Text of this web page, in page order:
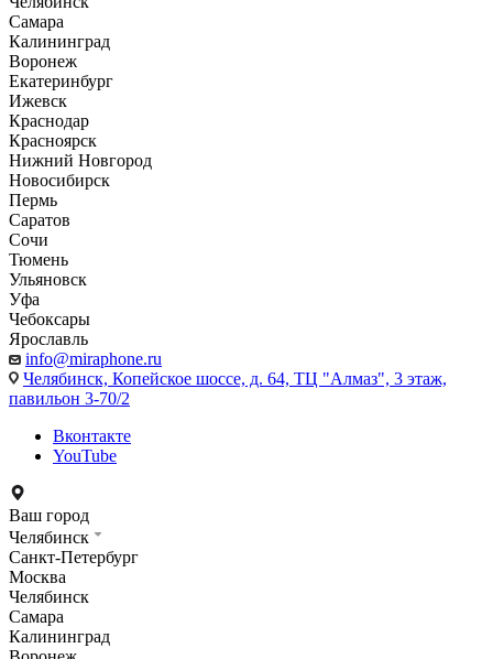
Самара
Калининград
Воронеж
Екатеринбург
Ижевск
Краснодар
Красноярск
Нижний Новгород
Новосибирск
Пермь
Саратов
Сочи
Тюмень
Ульяновск
Уфа
Чебоксары
Ярославль
info@miraphone.ru
Челябинск, Копейское шоссе, д. 64, ТЦ "Алмаз", 3 этаж,
павильон 3-70/2
Вконтакте
YouTube
Ваш город
Челябинск
Санкт-Петербург
Москва
Челябинск
Самара
Калининград